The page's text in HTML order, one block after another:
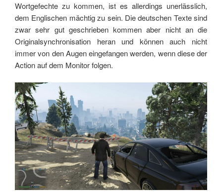
Wortgefechte zu kommen, ist es allerdings unerlässlich,
dem Englischen mächtig zu sein. Die deutschen Texte sind
zwar sehr gut geschrieben kommen aber nicht an die
Originalsynchronisation heran und können auch nicht
immer von den Augen eingefangen werden, wenn diese der
Action auf dem Monitor folgen.